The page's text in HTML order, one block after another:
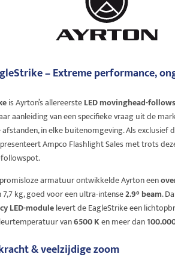
– Extreme performance,
is Ayrton’s allereersteLED movinghead-
aanleiding van een specifieke vraag uit de
in elke buitenomgeving. Als exclusief
Ampco Flashlight Sales met trots
armatuur ontwikkelde Ayrton een
7,7 kg, goed voor een ultra-intense2.9° beam.
LED-modulelevert de EagleStrike een
van6500 Ken meer dan
& veelzijdige zoom